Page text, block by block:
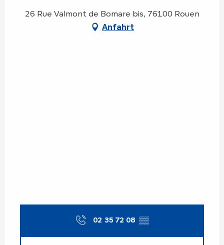
26 Rue Valmont de Bomare bis, 76100 Rouen
Anfahrt
02 35 72 08 ▒▒